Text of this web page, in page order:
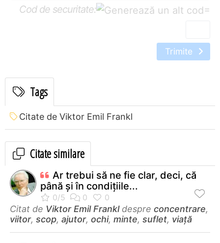
Cod de securitate: =
Trimite
Tags
Citate de Viktor Emil Frankl
Citate similare
Ar trebui să ne fie clar, deci, că
până şi în condiţiile...
Citat de Viktor Emil Frankldespre concentrare,
viitor, scop, ajutor, ochi, minte, suflet, viață